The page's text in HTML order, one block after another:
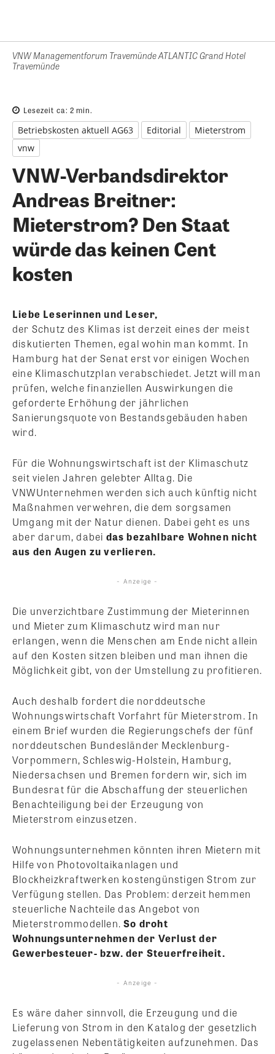
VNW Managementforum Travemünde ATLANTIC Grand Hotel
Travemünde
Lesezeit ca: 2 min.
Betriebskosten aktuell AG63 Editorial
Mieterstrom
vnw
VNW-Verbandsdirektor
Andreas Breitner:
Mieterstrom? Den Staat
würde das keinen Cent
kosten
Liebe Leserinnen und Leser,
der Schutz des Klimas ist derzeit eines der meist
diskutierten Themen, egal wohin man kommt. In
Hamburg hat der Senat erst vor einigen Wochen
eine Klimaschutzplan verabschiedet. Jetzt will man
prüfen, welche finanziellen Auswirkungen die
geforderte Erhöhung der jährlichen
Sanierungsquote von Bestandsgebäuden haben
wird.
Für die Wohnungswirtschaft ist der Klimaschutz
seit vielen Jahren gelebter Alltag. Die
VNWUnternehmen werden sich auch künftig nicht
Maßnahmen verwehren, die dem sorgsamen
Umgang mit der Natur dienen. Dabei geht es uns
aber darum, dabei das bezahlbare Wohnen nicht
aus den Augen zu verlieren.
- Anzeige -
Die unverzichtbare Zustimmung der Mieterinnen
und Mieter zum Klimaschutz wird man nur
erlangen, wenn die Menschen am Ende nicht allein
auf den Kosten sitzen bleiben und man ihnen die
Möglichkeit gibt, von der Umstellung zu profitieren.
Auch deshalb fordert die norddeutsche
Wohnungswirtschaft Vorfahrt für Mieterstrom. In
einem Brief wurden die Regierungschefs der fünf
norddeutschen Bundesländer Mecklenburg-
Vorpommern, Schleswig-Holstein, Hamburg,
Niedersachsen und Bremen fordern wir, sich im
Bundesrat für die Abschaffung der steuerlichen
Benachteiligung bei der Erzeugung von
Mieterstrom einzusetzen.
Wohnungsunternehmen könnten ihren Mietern mit
Hilfe von Photovoltaikanlagen und
Blockheizkraftwerken kostengünstigen Strom zur
Verfügung stellen. Das Problem: derzeit hemmen
steuerliche Nachteile das Angebot von
Mieterstrommodellen.So droht
Wohnungsunternehmen der Verlust der
Gewerbesteuer- bzw. der Steuerfreiheit.
- Anzeige -
Es wäre daher sinnvoll, die Erzeugung und die
Lieferung von Strom in den Katalog der gesetzlich
zugelassenen Nebentätigkeiten aufzunehmen. Das